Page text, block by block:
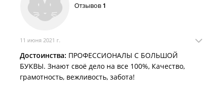
Отзывов 1
11 июня 2021 г.
Достоинства: ПРОФЕССИОНАЛЫ С БОЛЬШОЙ
БУКВЫ. Знают своё дело на все 100%, Качество,
грамотность, вежливость, забота!